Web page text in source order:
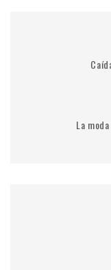
La